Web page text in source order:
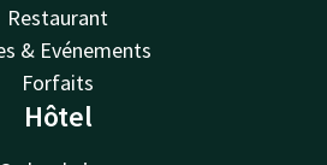
Restaurant
& Evénements
Forfaits
Hôtel